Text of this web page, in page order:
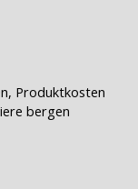
Produktkosten
bergen